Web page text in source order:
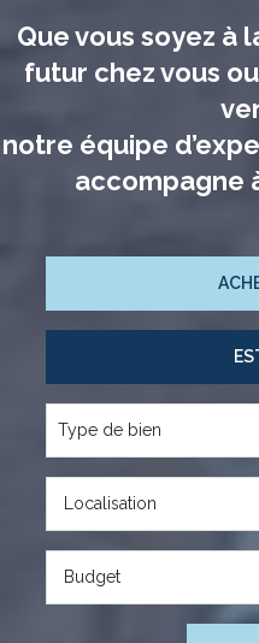
Que vous soyez à
futur chez vous
notre équipe
accompagne
Type de bien
Budget